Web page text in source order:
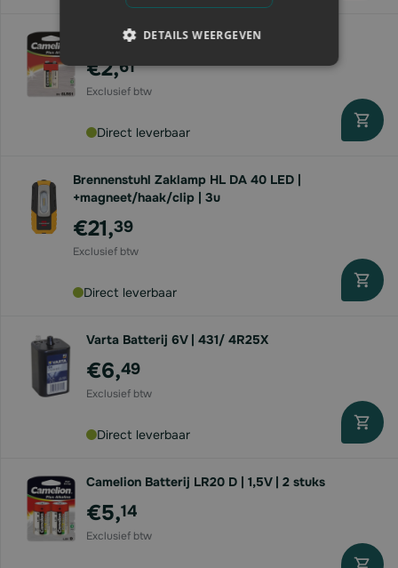
Camelion Batterij 6LR61 | 9V | 1 stuks
€2,61
Direct leverbaar
Brennenstuhl Zaklamp HL DA 40 LED |
+magneet/haak/clip | 3u
€21,39
Direct leverbaar
Varta Batterij 6V | 431/ 4R25X
€6,49
Direct leverbaar
Camelion Batterij LR20 D | 1,5V | 2 stuks
€5,14
DETAILS WEERGEVEN